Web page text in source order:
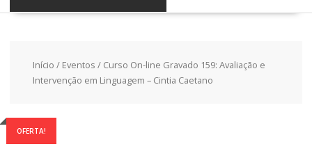
Início / Eventos / Curso On-line Gravado 159: Avaliação e
Intervenção em Linguagem – Cintia Caetano
OFERTA!